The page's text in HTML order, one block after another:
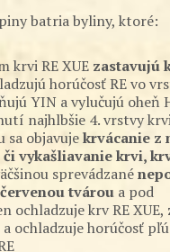
batria byliny, ktoré:
krvi RE XUE zastavujú
horúčosť RE vo
YIN a vylučujú oheň
najhlbšie 4. vrstvy krvi
sa objavujekrvácanie z
či vykašliavanie krvi,
sprevádzané
tvárou a pod
ochladzuje krv RE XUE,
a ochladzuje horúčosť